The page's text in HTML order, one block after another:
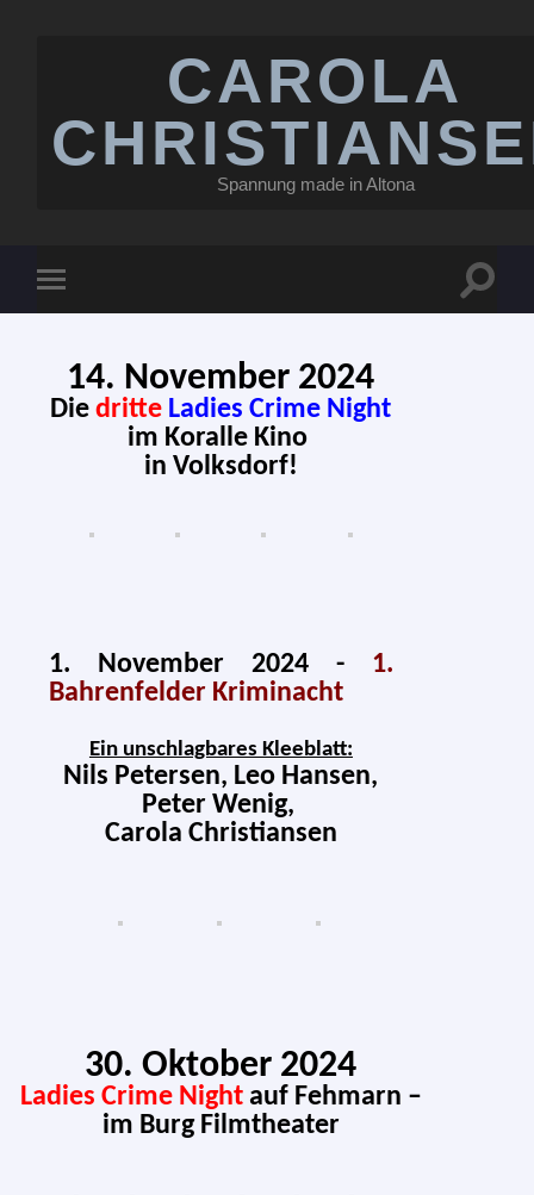
CAROLA
Spannung made in Altona
14. November 2024
Diedrit­te Ladies Crime Night
im Koralle Kino
in Volksdorf!
1. November 2024 -
1.
Bahrenfelder Kriminacht
Ein unschlag­ba­res Kleeblatt:
Nils Petersen, Leo Hansen,
Peter Wenig,
Carola Christiansen
30. Oktober 2024
Ladies Crime Nightauf Fehmarn –
im Burg Filmtheater